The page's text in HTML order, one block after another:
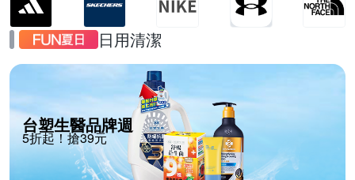
日用清潔
台塑生醫品牌週
5折起！搶39元